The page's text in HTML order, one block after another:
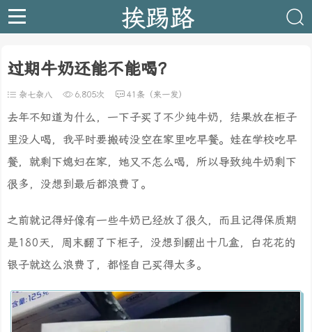
挨踢路
过期牛奶还能不能喝？
杂七杂八 6,805次 41条（来一发）
去年不知道为什么，一下子买了不少纯牛奶，结果放在柜子
里没人喝，我平时要搬砖没空在家里吃早餐。娃在学校吃早
餐，就剩下媳妇在家，她又不怎么喝，所以导致纯牛奶剩下
很多，没想到最后都浪费了。
之前就记得好像有一些牛奶已经放了很久，而且记得保质期
是180天，周末翻了下柜子，没想到翻出十几盒，白花花的
银子就这么浪费了，都怪自己买得太多。